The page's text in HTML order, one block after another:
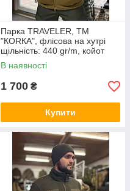
Парка TRAVELER, ТМ
"КОRКА", флісова на хутрі
щільність: 440 gr/m, койот
В наявності
1 700 ₴
Купити